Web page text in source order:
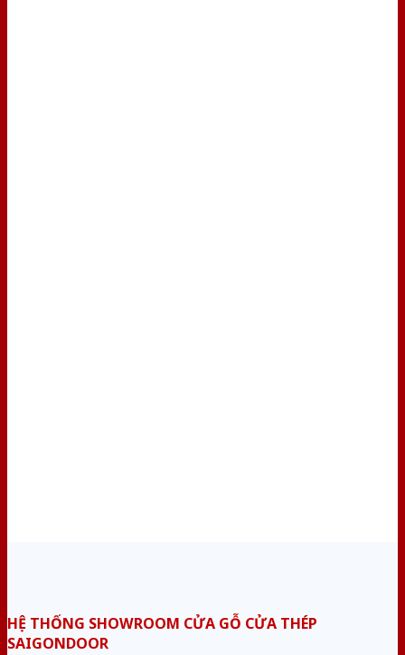
HỆ THỐNG SHOWROOM CỬA GỖ CỬA THÉP
SAIGONDOOR